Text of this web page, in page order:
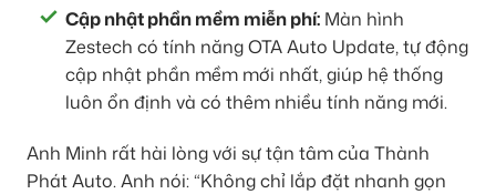
Cập nhật phần mềm miễn phí: Màn hình
Zestech có tính năng OTA Auto Update, tự động
cập nhật phần mềm mới nhất, giúp hệ thống
luôn ổn định và có thêm nhiều tính năng mới.
Anh Minh rất hài lòng với sự tận tâm của Thành
Phát Auto. Anh nói: “Không chỉ lắp đặt nhanh gọn